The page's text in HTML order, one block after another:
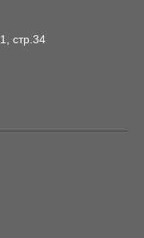
стр.34